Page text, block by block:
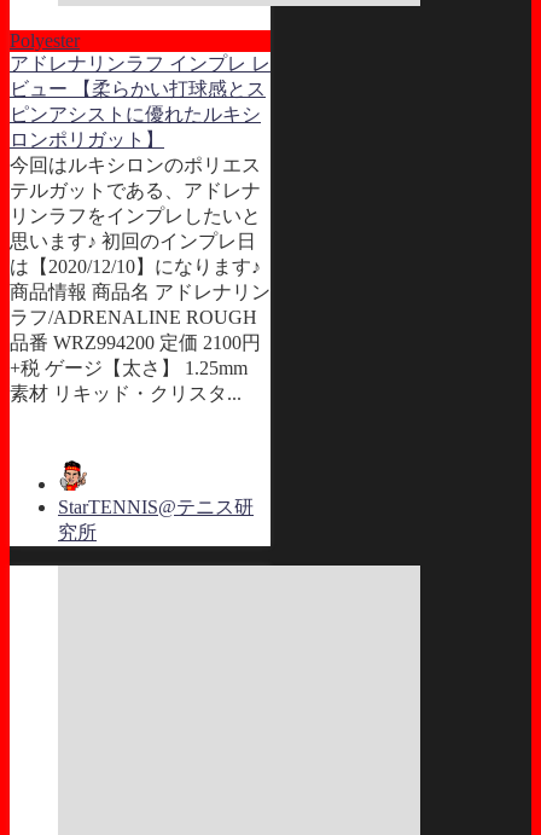
Polyester
アドレナリンラフ インプレ レ
ビュー 【柔らかい打球感とス
ピンアシストに優れたルキシ
ロンポリガット】
今回はルキシロンのポリエス
テルガットである、アドレナ
リンラフをインプレしたいと
思います♪ 初回のインプレ日
は【2020/12/10】になります♪
商品情報 商品名 アドレナリン
ラフ/ADRENALINE ROUGH
品番 WRZ994200 定価 2100円
+税 ゲージ【太さ】 1.25mm
素材 リキッド・クリスタ...
StarTENNIS@テニス研
究所